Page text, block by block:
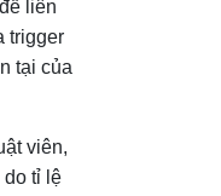
liên
trigger
tại của
viên,
do tỉ lệ